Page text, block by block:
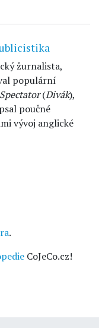
žurnalista,
populární
(Divák),
poučné
vývoj anglické
.
CoJeCo.cz!